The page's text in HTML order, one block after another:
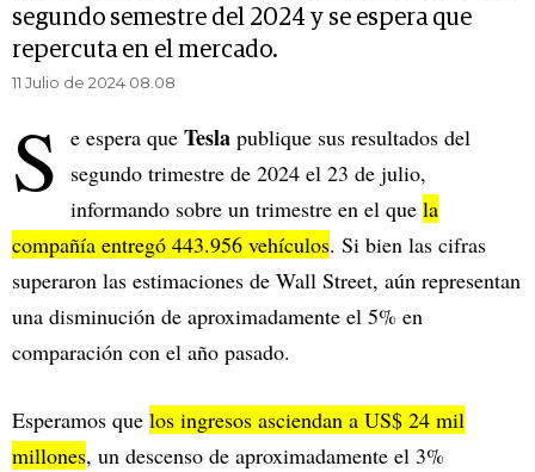
segundo semestre del 2024 y se espera que
repercuta en el mercado.
11 Julio de 2024 08.08
S e espera que Tesla publique sus resultados del
segundo trimestre de 2024 el 23 de julio,
informando sobre un trimestre en el que la
compañía entregó 443.956 vehículos. Si bien las cifras
superaron las estimaciones de Wall Street, aún representan
una disminución de aproximadamente el 5% en
comparación con el año pasado.
Esperamos que los ingresos asciendan a US$ 24 mil
millones, un descenso de aproximadamente el 3%